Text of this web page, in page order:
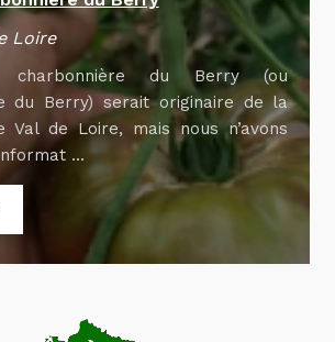
Loire
charbonnière du Berry (ou
du Berry) serait originaire de la
Val de Loire, mais nous n’avons
...